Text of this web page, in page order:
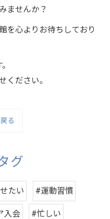
ませんか？
を心よりお待ちしており
ください。
る
グ
たい #運動習慣
入会 #忙しい